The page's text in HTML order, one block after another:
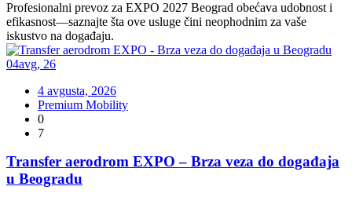
Profesionalni prevoz za EXPO 2027 Beograd obećava udobnost i
efikasnost—saznajte šta ove usluge čini neophodnim za vaše
iskustvo na događaju.
04avg, 26
4 avgusta, 2026
Premium Mobility
0
7
Transfer aerodrom EXPO – Brza veza do događaja
u Beogradu